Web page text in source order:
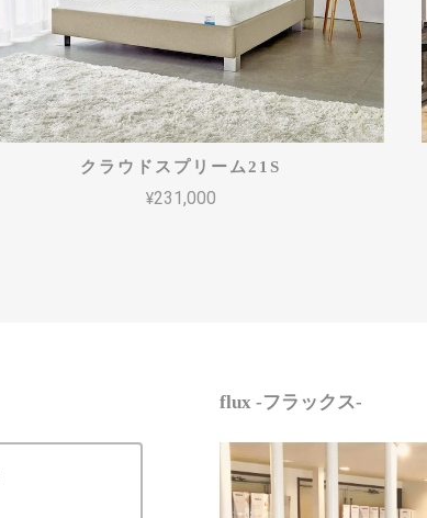
クラウドスプリーム21S
¥231,000
flux -フラックス-